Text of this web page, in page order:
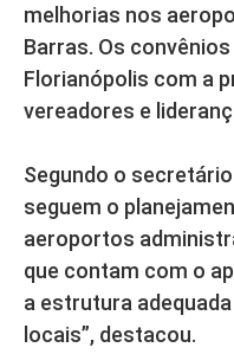
melhorias nos
Barras. Os
Florianópolis com a
vereadores e
Segundo o
seguem o
aeroportos
que contam com o
a estrutura
locais”, destacou.